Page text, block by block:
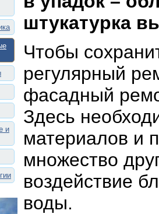
и
штукатурка
Чтобы
регулярный
фасадный
Здесь
материалов и
множество
воздействие
воды.